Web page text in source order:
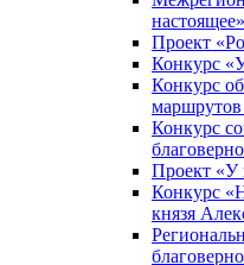
настоящее»
Проект
Конкурс
Конкурс
Конкурс
Проект «У
Конкурс
князя